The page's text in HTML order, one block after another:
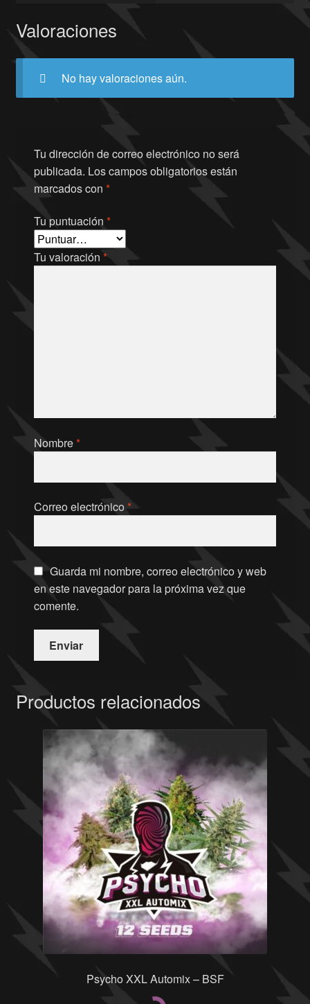
Valoraciones
No hay valoraciones aún.
Tu dirección de correo electrónico no será
publicada. Los campos obligatorios están
marcados con *
Tu puntuación *
Tu valoración *
Nombre*
Correo electrónico *
Guarda mi nombre, correo electrónico y web
en este navegador para la próxima vez que
comente.
Productos relacionados
Psycho XXL Automix – BSF